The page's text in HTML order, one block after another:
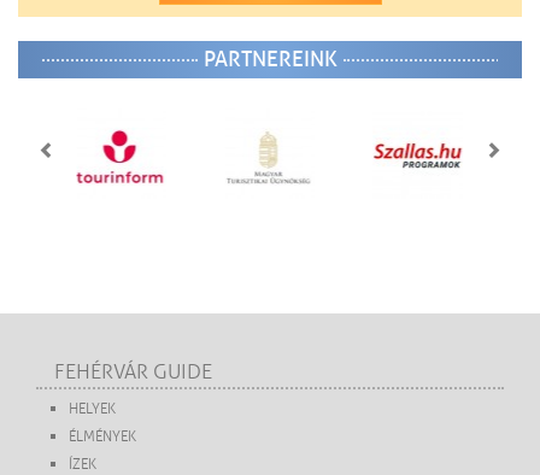
PARTNEREINK
FEHÉRVÁR GUIDE
HELYEK
ÉLMÉNYEK
ÍZEK